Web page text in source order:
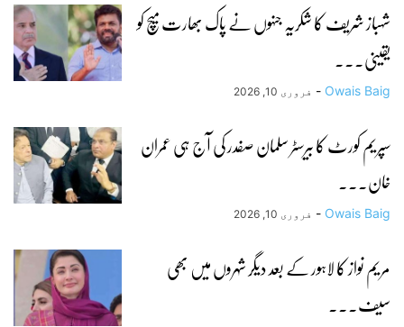
شہباز شریف کا شکریہ جنہوں نے پاک بھارت میچ کو
یقینی...
Owais Baig
- فروری 10, 2026
سپریم کورٹ کا بیرسٹر سلمان صفدر کی آج ہی عمران
خان...
Owais Baig
- فروری 10, 2026
مریم نواز کا لاہور کے بعد دیگر شہروں میں بھی
سیف...